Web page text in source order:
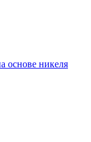
основе никеля